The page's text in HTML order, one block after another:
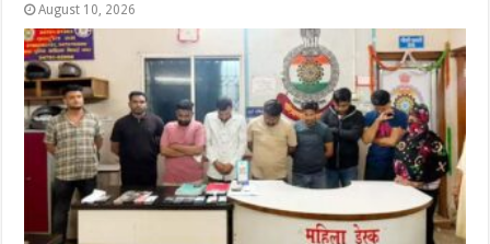
August 10, 2026